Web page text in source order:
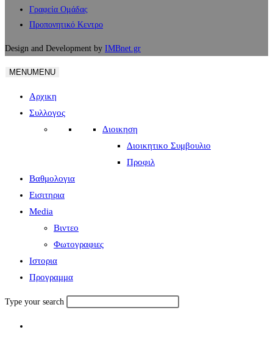
Γραφεία Ομάδας
Προπονητικό Κεντρο
Design and Development by IMBnet.gr
MENUMENU
Αρχικη
Συλλογος
Διοικηση
Διοικητικο Συμβουλιο
Προφιλ
Βαθμολογια
Εισιτηρια
Media
Βιντεο
Φωτογραφιες
Ιστορια
Πρoγραμμα
Type your search